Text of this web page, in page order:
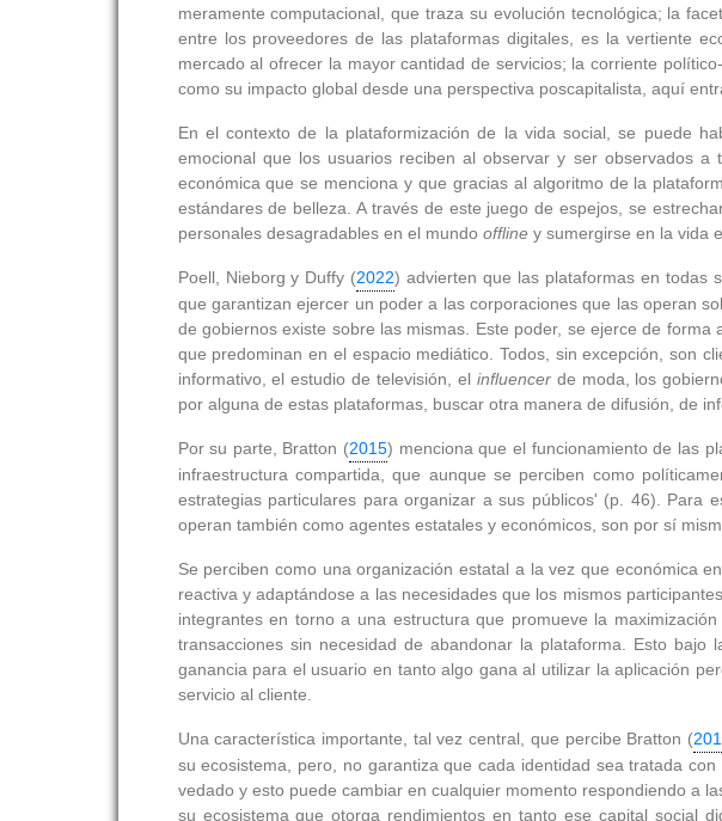
meramente computacional, que traza su evolución tecnológica; la
entre los proveedores de las plataformas digitales, es la vertiente
mercado al ofrecer la mayor cantidad de servicios; la corriente
como su impacto global desde una perspectiva poscapitalista, aquí
En el contexto de la plataformización de la vida social, se puede
emocional que los usuarios reciben al observar y ser observados
económica que se menciona y que gracias al algoritmo de la
estándares de belleza. A través de este juego de espejos, se
personales desagradables en el mundo offliney sumergirse en la vida
Poell, Nieborg y Duffy (2022) advierten que las plataformas en todas
que garantizan ejercer un poder a las corporaciones que las operan
de gobiernos existe sobre las mismas. Este poder, se ejerce de
que predominan en el espacio mediático. Todos, sin excepción, son
informativo, el estudio de televisión, el influencerde moda, los
por alguna de estas plataformas, buscar otra manera de difusión, de
Por su parte, Bratton (2015) menciona que el funcionamiento de las
infraestructura compartida, que aunque se perciben como
estrategias particulares para organizar a sus públicos' (p. 46). Para
operan también como agentes estatales y económicos, son por sí
Se perciben como una organización estatal a la vez que económica
reactiva y adaptándose a las necesidades que los mismos
integrantes en torno a una estructura que promueve la
transacciones sin necesidad de abandonar la plataforma. Esto
ganancia para el usuario en tanto algo gana al utilizar la aplicación
servicio al cliente.
Una característica importante, tal vez central, que percibe Bratton (
su ecosistema, pero, no garantiza que cada identidad sea tratada
vedado y esto puede cambiar en cualquier momento respondiendo a
su ecosistema que otorga rendimientos en tanto ese capital social